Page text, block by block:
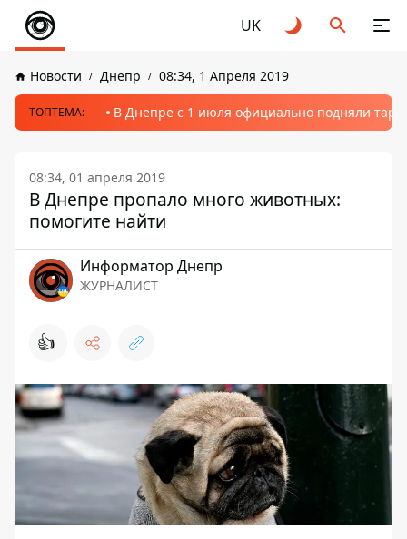
UK
Новости Днепр 08:34, 1 Апреля 2019
ТОПТЕМА: В Днепре с 1 июля официально подняли
08:34, 01 апреля 2019
В Днепре пропало много животных:
помогите найти
Информатор Днепр
ЖУРНАЛИСТ
👍